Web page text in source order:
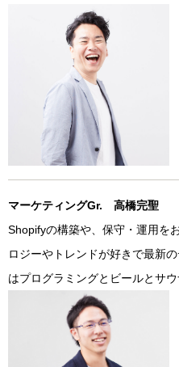
マーケティングGr. 高橋完聖
Shopifyの構築や、保守・運用を
ロジーやトレンドが好きで最新
はプログラミングとビールとサウ